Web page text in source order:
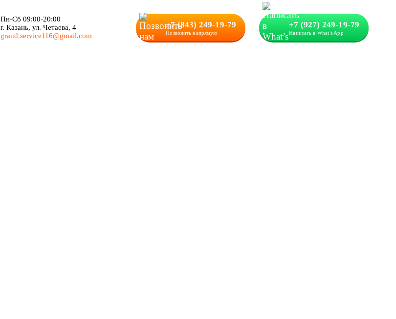
Пн-Сб 09:00-20:00
г. Казань, ул. Четаева, 4
grand.service116@gmail.com
+7 (843) 249-19-79
Позвонить напрямую
+7 (927) 249-19-79
Написать в What’s App